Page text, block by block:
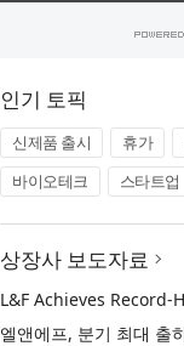
인기 토픽
신제품 출시 휴가
바이오테크
스타트업
상장사 보도자료